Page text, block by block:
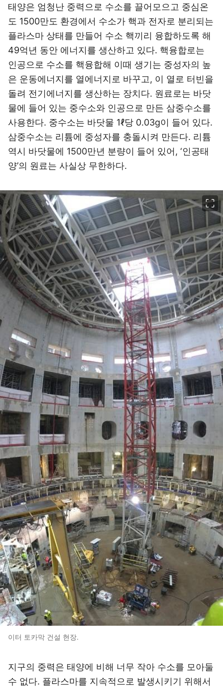
태양은 엄청난 중력으로 수소를 끌어모으고 중심온
도 1500만도 환경에서 수소가 핵과 전자로 분리되는
플라스마 상태를 만들어 수소 핵끼리 융합하도록 해
49억년 동안 에너지를 생산하고 있다. 핵융합로는
인공으로 수소를 핵융합해 이때 생기는 중성자의 높
은 운동에너지를 열에너지로 바꾸고, 이 열로 터빈을
돌려 전기에너지를 생산하는 장치다. 원료로는 바닷
물에 들어 있는 중수소와 인공으로 만든 삼중수소를
사용한다. 중수소는 바닷물 1ℓ당 0.03g이 들어 있다.
삼중수소는 리튬에 중성자를 충돌시켜 만든다. 리튬
역시 바닷물에 1500만년 분량이 들어 있어, ‘인공태
양’의 원료는 사실상 무한하다.
이터 토카막 건설 현장.
지구의 중력은 태양에 비해 너무 작아 수소를 모아둘
수 없다. 플라스마를 지속적으로 발생시키기 위해서